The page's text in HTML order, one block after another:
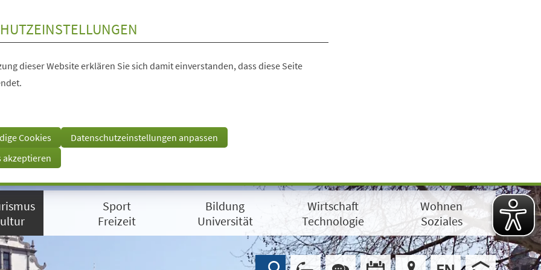
dieser Website erklären Sie sich damit einverstanden, dass diese Seite
Cookies
Datenschutzeinstellungen anpassen
akzeptieren
Sport
Freizeit
Bildung
Universität
Wirtschaft
Technologie
Wohnen
Soziales